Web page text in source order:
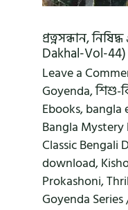
প্রত্নসন্ধান,
Dakhal-Vol-44)
Leave a
Goyenda,শিশু-
Ebooks,bangla
Bangla Mystery
Classic Bengali
download,
Prokashoni,
Goyenda Series